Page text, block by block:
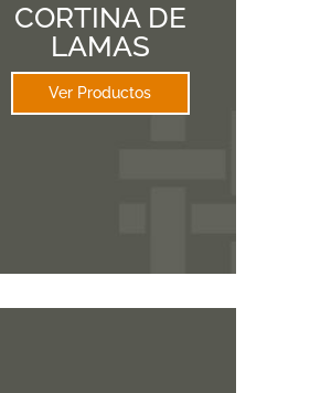
CORTINA DE
LAMAS
Ver Productos